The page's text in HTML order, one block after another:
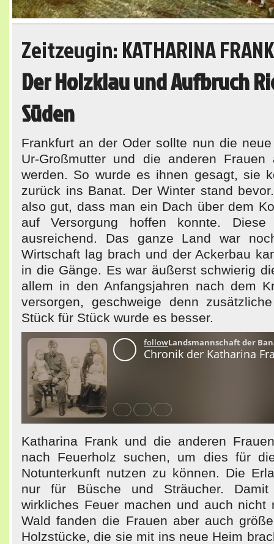
Zeitzeugin: KATHARINA
Der Holzklau und Aufbruch
Süden
Frankfurt an der Oder sollte nun die
Ur-Großmutter und die anderen Frauen
werden. So wurde es ihnen gesagt, sie
zurück ins Banat. Der Winter stand
also gut, dass man ein Dach über dem
auf Versorgung hoffen konnte.
ausreichend. Das ganze Land war
Wirtschaft lag brach und der Ackerbau
in die Gänge. Es war äußerst schwierig
allem in den Anfangsjahren nach dem
versorgen, geschweige denn
Stück für Stück wurde es besser.
Katharina Frank und die anderen
nach Feuerholz suchen, um dies für
Notunterkunft nutzen zu können. Die
nur für Büsche und Sträucher.
wirkliches Feuer machen und auch nicht
Wald fanden die Frauen aber auch
Holzstücke, die sie mit ins neue Heim